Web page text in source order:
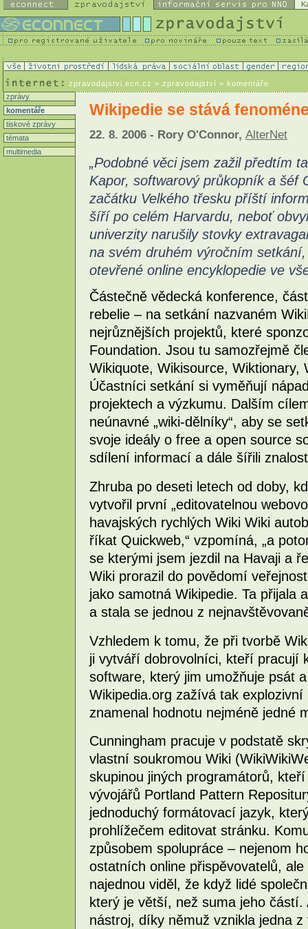
zpravodajstvi.ecn.cz > zpravodajství > komentáře
zprávy
komentáře
tiskové zprávy
témata
multimedia
Wikipedie se stává
22. 8. 2006 - Rory O'Connor, AlterNet
„Podobné věci jsem zažil předtím
Kapor, softwarový průkopník a šéf
začátku Velkého třesku příští
šíří po celém Harvardu, neboť
univerzity narušily stovky
na svém druhém výročním
otevřené online encyklopedie ve
Částečně vědecká konference,
rebelie – na setkání nazvaném
nejrůznějších projektů, které
Foundation. Jsou tu samozřejmě
Wikiquote, Wikisource, Wiktionary,
Účastníci setkání si vyměňují
projektech a výzkumu. Dalším
neúnavné „wiki-dělníky“, aby se
svoje ideály o free a open source
sdílení informací a dále šířili
Zhruba po deseti letech od doby,
vytvořil první „editovatelnou
havajských rychlých Wiki Wiki
říkat Quickweb,“ vzpomíná, „a
se kterými jsem jezdil na Havaji a
Wiki prorazil do povědomí
jako samotná Wikipedie. Ta přijala
a stala se jednou z
Vzhledem k tomu, že při tvorbě
ji vytváří dobrovolníci, kteří pracují
software, který jim umožňuje psát
Wikipedia.org zažívá tak
znamenal hodnotu nejméně jedné
Cunningham pracuje v podstatě
vlastní soukromou Wiki
skupinou jiných programátorů,
vývojářů Portland Pattern
jednoduchý formátovací jazyk,
prohlížečem editovat stránku.
způsobem spolupráce – nejenom
ostatních online přispěvovatelů,
najednou viděl, že když lidé
který je větší, než suma jeho
nástroj, díky němuž vznikla jedna